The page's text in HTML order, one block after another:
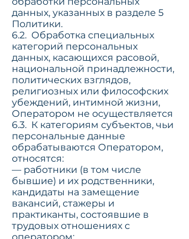
данных, указанных в разделе 5
Политики.
6.2. Обработка специальных
категорий персональных
данных, касающихся расовой,
национальной принадлежности,
политических взглядов,
религиозных или философских
убеждений, интимной жизни,
Оператором не осуществляется
6.3. К категориям субъектов, чьи
персональные данные
обрабатываются Оператором,
относятся:
— работники (в том числе
бывшие) и их родственники,
кандидаты на замещение
вакансий, стажеры и
практиканты, состоявшие в
трудовых отношениях с